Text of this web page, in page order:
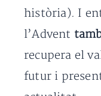
història). I
l’Advent
recupera el
futur i